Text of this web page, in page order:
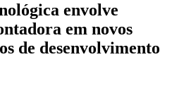
envolve
em novos
de desenvolvimento